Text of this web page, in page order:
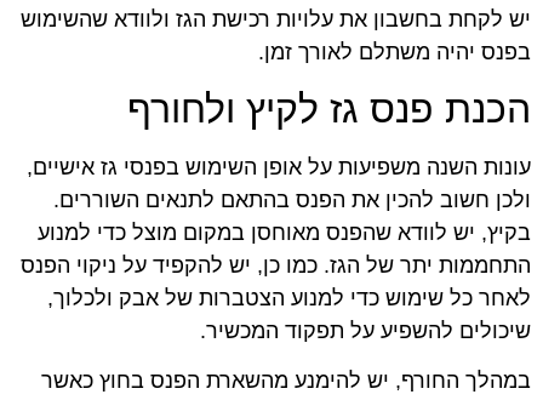
יש לקחת בחשבון את עלויות רכישת הגז ולוודא שהשימוש
בפנס יהיה משתלם לאורך זמן.
הכנת פנס גז לקיץ ולחורף
עונות השנה משפיעות על אופן השימוש בפנסי גז אישיים,
ולכן חשוב להכין את הפנס בהתאם לתנאים השוררים.
בקיץ, יש לוודא שהפנס מאוחסן במקום מוצל כדי למנוע
התחממות יתר של הגז. כמו כן, יש להקפיד על ניקוי הפנס
לאחר כל שימוש כדי למנוע הצטברות של אבק ולכלוך,
שיכולים להשפיע על תפקוד המכשיר.
במהלך החורף, יש להימנע מהשארת הפנס בחוץ כאשר